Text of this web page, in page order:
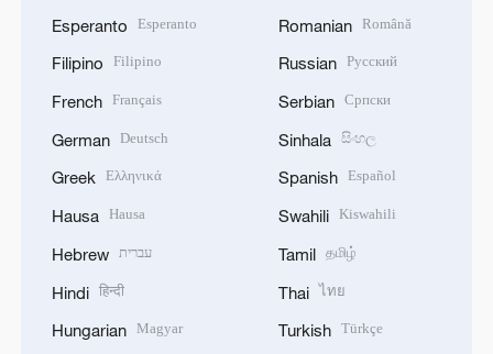
Esperanto Esperanto
Filipino Filipino
French Français
German Deutsch
Greek Ελληνικά
Hausa Hausa
Hebrew עברית
Hindi हिन्दी
Hungarian Magyar
Romanian Română
Russian Русский
Serbian Српски
Sinhala සිංහල
Spanish Español
Swahili Kiswahili
Tamil தமிழ்
Thai ไทย
Turkish Türkçe